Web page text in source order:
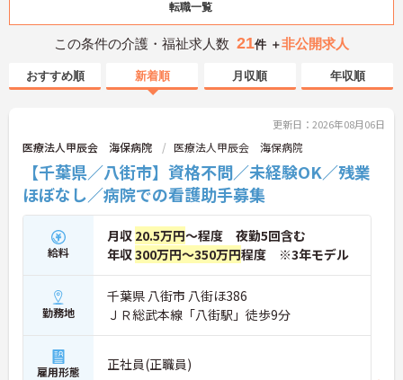
転職一覧
この条件の介護・福祉求人数 21件 ＋非公開求人
おすすめ順 新着順 月収順 年収順
更新日：2026年08月06日
医療法人甲辰会 海保病院 医療法人甲辰会 海保病院
【千葉県／八街市】資格不問／未経験OK／残業
ほぼなし／病院での看護助手募集
給料
月収 20.5万円～程度 夜勤5回含む
年収300万円～350万円程度 ※3年モデル
勤務地
千葉県 八街市 八街ほ386
ＪＲ総武本線「八街駅」徒歩9分
雇用形態 正社員(正職員)